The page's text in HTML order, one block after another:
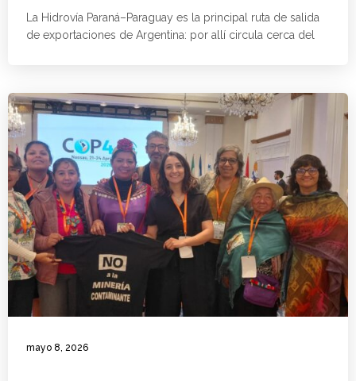
La Hidrovía Paraná–Paraguay es la principal ruta de salida
de exportaciones de Argentina: por allí circula cerca del
mayo 8, 2026